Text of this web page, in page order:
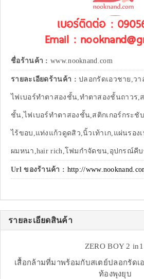
เบอร์ติดต่อ :
Email :
ชื่อร้านค้า : www.nooknand.com
รายละเอียดร้านค้า :ปลอกรัดเอวชาย,ว
ไฟเบอร์ทำตาสองชั้น,ทำตาสองชั้นถาวร,
ชั้น,ไฟเบอร์ทำตาสองชั้น,สติกเกอร์กระชั
ไร้ขอบ,แท่งแก้วดูดสิว,นิ้วเท้าเก,แผ่นรอง
ผมหนา,hair rich,โฟมกำจัดขน,อุปกรณ์คี
Url ของร้านค้า : http://
รายละเอียดสินค้า
ZERO BOY 2 in1
เสื้อกล้ามที่มาพร้อมกับสเตย์ปลอกรัดเ
ท้องพุงยุบ